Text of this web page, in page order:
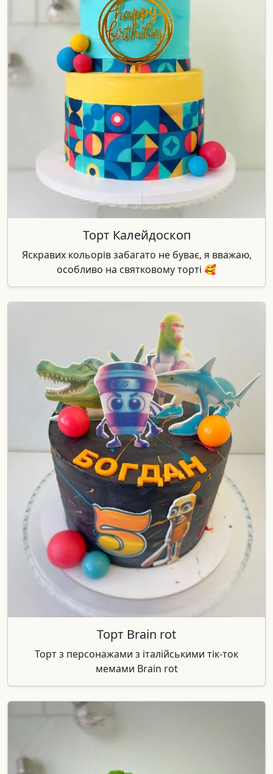
Торт Калейдоскоп
Яскравих кольорів забагато не буває, я вважаю,
особливо на святковому торті 🥰
Торт Brain rot
Торт з персонажами з італійськими тік-ток
мемами Brain rot